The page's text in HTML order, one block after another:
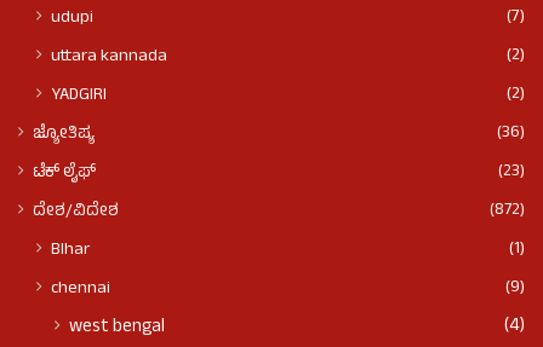
udupi
(7)
uttara kannada
(2)
YADGIRI
(2)
ಜ್ಯೋತಿಷ್ಯ
(36)
ಟೆಕ್ ಲೈಫ್
(23)
ದೇಶ/ವಿದೇಶ
(872)
BIhar
(1)
chennai
(9)
west bengal (4)